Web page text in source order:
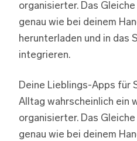
organisierter. Das
genau wie bei deinem
herunterladen und in das
integrieren.
Deine Lieblings-Apps für
Alltag wahrscheinlich ein
organisierter. Das
genau wie bei deinem